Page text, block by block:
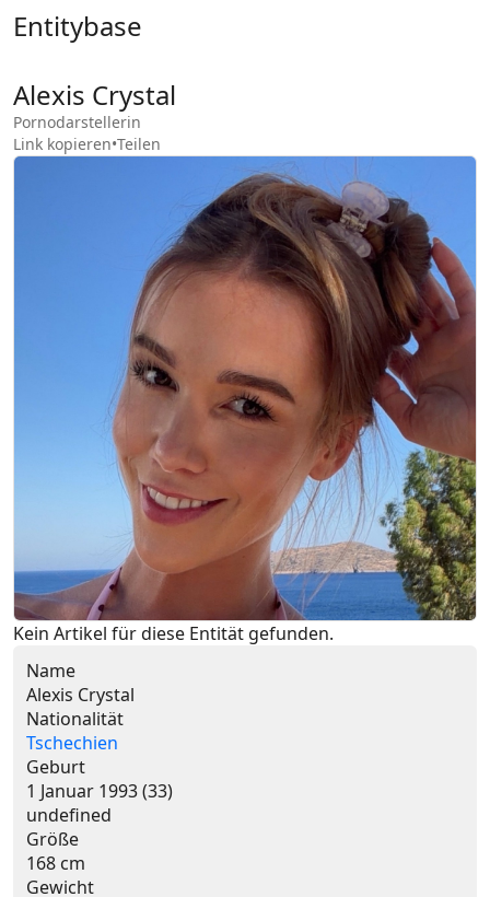
Entitybase
Alexis Crystal
Pornodarstellerin
Link kopieren•Teilen
Kein Artikel für diese Entität gefunden.
Name
Alexis Crystal
Nationalität
Tschechien
Geburt
1 Januar 1993 (33)
undefined
Größe
168 cm
Gewicht